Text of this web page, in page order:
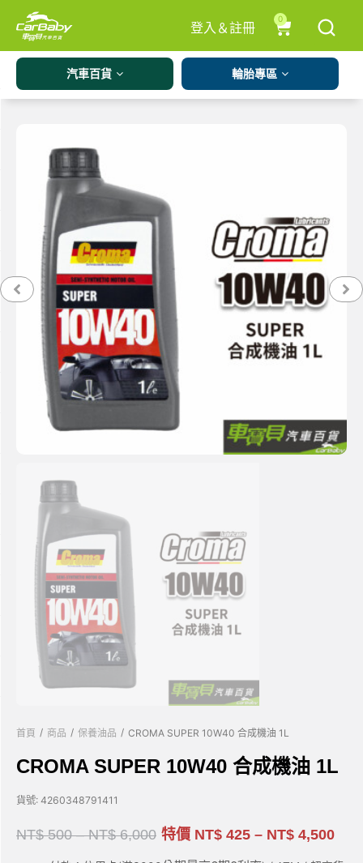
登入＆註冊
0
汽車百貨 輪胎專區
首頁 / 商品 / 保養油品 / CROMA SUPER 10W40 合成機油 1L
CROMA SUPER 10W40 合成機油 1L
貨號: 4260348791411
NT$500–NT$6,000 特價 NT$ 425 – NT$ 4,500